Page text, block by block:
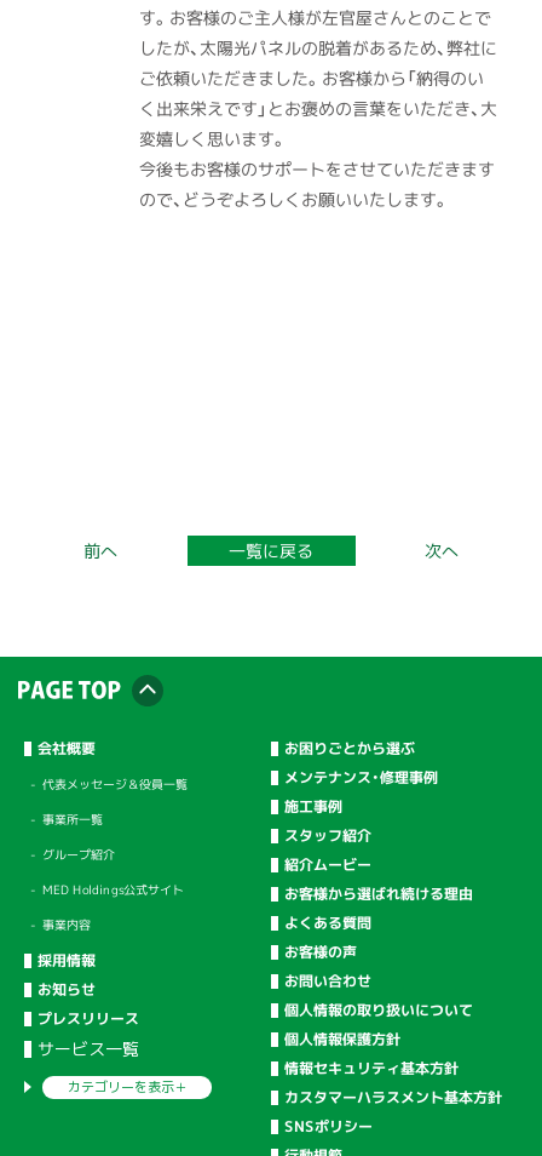
す。お客様のご主人様が左官屋さんとのことで
したが、太陽光パネルの脱着があるため、弊社に
ご依頼いただきました。お客様から「納得のい
く出来栄えです」とお褒めの言葉をいただき、大
変嬉しく思います。
今後もお客様のサポートをさせていただきます
ので、どうぞよろしくお願いいたします。
前へ 一覧に戻る 次へ
会社概要
代表メッセージ＆役員一覧
事業所一覧
グループ紹介
MED Holdings公式サイト
事業内容
採用情報
お知らせ
プレスリリース
サービス一覧
カテゴリーを表示＋
お困りごとから選ぶ
メンテナンス・修理事例
施工事例
スタッフ紹介
紹介ムービー
お客様から選ばれ続ける理由
よくある質問
お客様の声
お問い合わせ
個人情報の取り扱いについて
個人情報保護方針
情報セキュリティ基本方針
カスタマーハラスメント基本方針
SNSポリシー